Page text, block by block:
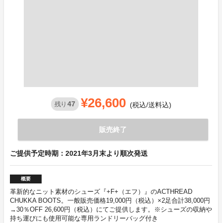
残り 47 ¥26,600 (税込/送料込)
販売終了
ご提供予定時期：2021年3月末より順次発送
概要
革新的なニット素材のシューズ『+F+（エフ）』のACTHREAD
CHUKKA BOOTS。一般販売価格19,000円（税込）×2足合計38,000円
→30％OFF 26,600円（税込）にてご提供します。※シューズの収納や
持ち運びにも使用可能な専用ランドリーバッグ付き